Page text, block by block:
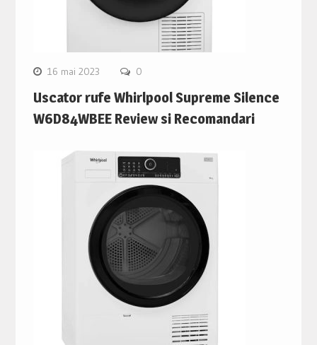
16 mai 2023 0
Uscator rufe Whirlpool Supreme Silence
W6D84WBEE Review si Recomandari